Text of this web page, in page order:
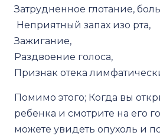
Затрудненное глотание,
Неприятный запах изо рта,
Зажигание,
Раздвоение голоса,
Признак отека
Помимо этого; Когда вы
ребенка и смотрите на его
можете увидеть опухоль и